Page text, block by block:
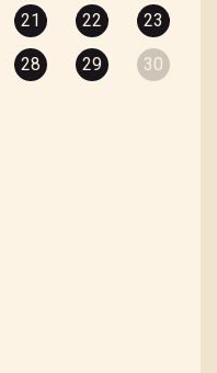
21 22 23
28 29 30